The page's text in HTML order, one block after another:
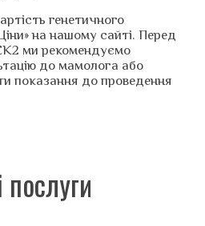
генетичного
на нашому сайті. Перед
ми рекомендуємо
до мамолога або
показання до проведення
послуги